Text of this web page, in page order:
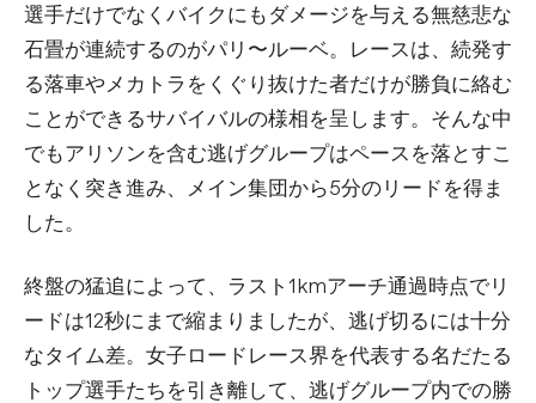
選手だけでなくバイクにもダメージを与える無慈悲な
石畳が連続するのがパリ〜ルーベ。レースは、続発す
る落車やメカトラをくぐり抜けた者だけが勝負に絡む
ことができるサバイバルの様相を呈します。そんな中
でもアリソンを含む逃げグループはペースを落とすこ
となく突き進み、メイン集団から5分のリードを得ま
した。
終盤の猛追によって、ラスト1kmアーチ通過時点でリ
ードは12秒にまで縮まりましたが、逃げ切るには十分
なタイム差。女子ロードレース界を代表する名だたる
トップ選手たちを引き離して、逃げグループ内での勝